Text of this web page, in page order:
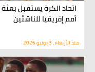
اتحاد الكرة يستقبل
أمم إفريقيا للناشئين
منذ الأربعاء , 3 يونيو 2026